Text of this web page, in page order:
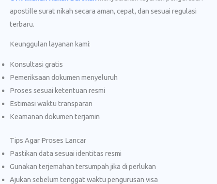
apostille surat nikah secara aman, cepat, dan sesuai regulasi
terbaru.
Keunggulan layanan kami:
Konsultasi gratis
Pemeriksaan dokumen menyeluruh
Proses sesuai ketentuan resmi
Estimasi waktu transparan
Keamanan dokumen terjamin
Tips Agar Proses Lancar
Pastikan data sesuai identitas resmi
Gunakan terjemahan tersumpah jika di perlukan
Ajukan sebelum tenggat waktu pengurusan visa